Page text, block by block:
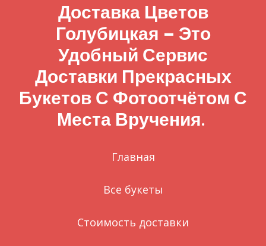
Доставка Цветов
Голубицкая – Это
Удобный Сервис
Доставки Прекрасных
Букетов С Фотоотчётом С
Места Вручения.
Главная
Все букеты
Стоимость доставки